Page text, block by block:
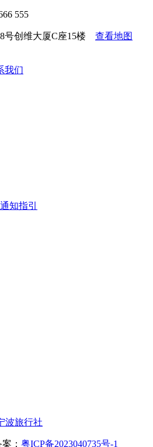
555
号创维大厦C座15楼 查看地图
我们
知指引
波旅行社
： 粤ICP备2023040735号-1